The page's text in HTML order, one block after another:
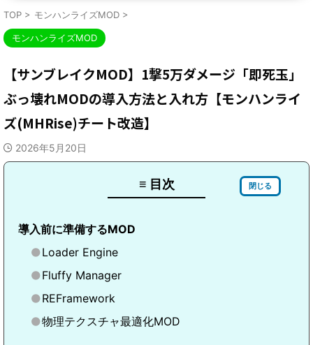
TOP > モンハンライズMOD >
モンハンライズMOD
【サンブレイクMOD】1撃5万ダメージ「即死玉」
ぶっ壊れMODの導入方法と入れ方【モンハンライ
ズ(MHRise)チート改造】
2026年5月20日
≡ 目次 閉じる
導入前に準備するMOD
Loader Engine
Fluffy Manager
REFramework
物理テクスチャ最適化MOD